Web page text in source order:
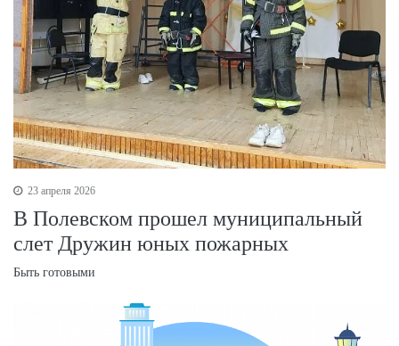
23 апреля 2026
В Полевском прошел муниципальный
слет Дружин юных пожарных
Быть готовыми